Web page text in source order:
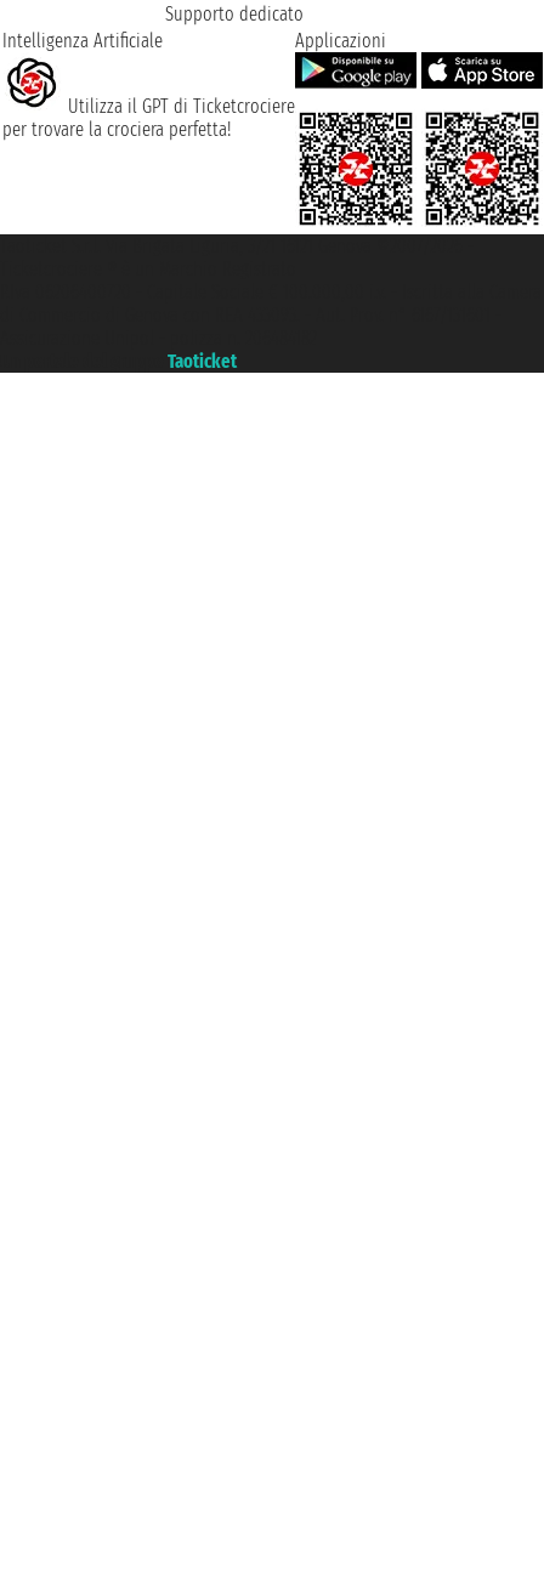
Supporto dedicato
Intelligenza Artificiale
Utilizza il GPT di Ticketcrociere
per trovare la crociera perfetta!
Applicazioni
Taoticket